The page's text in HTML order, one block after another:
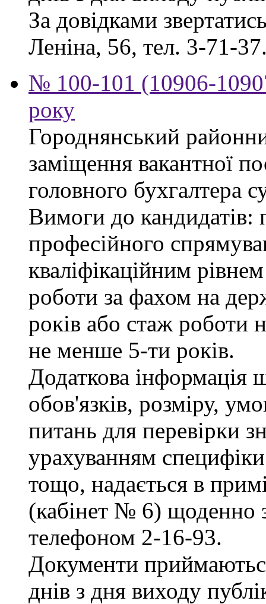
За довідками
Леніна, 56, тел. 3-71-
№ 100-101 (10906-
року
Городнянський
заміщення вакантної
головного бухгалтера
Вимоги до кандидатів:
професійного
кваліфікаційним
роботи за фахом на
років або стаж роботи
не менше 5-ти років.
Додаткова інформація
обов'язків, розміру,
питань для перевірки
урахуванням
тощо, надається в
(кабінет № 6) щоденно
телефоном 2-16-93.
Документи
днів з дня виходу